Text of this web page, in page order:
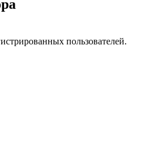
пользователей.